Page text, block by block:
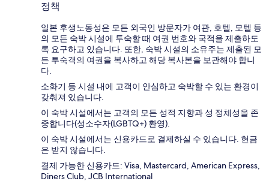
정책
일본 후생노동성은 모든 외국인 방문자가 여관, 호텔, 모텔 등
의 모든 숙박 시설에 투숙할 때 여권 번호와 국적을 제출하도
록 요구하고 있습니다. 또한, 숙박 시설의 소유주는 제출된 모
든 투숙객의 여권을 복사하고 해당 복사본을 보관해야 합니
다.
소화기 등 시설 내에 고객이 안심하고 숙박할 수 있는 환경이
갖춰져 있습니다.
이 숙박 시설에서는 고객의 모든 성적 지향과 성 정체성을 존
중합니다(성소수자(LGBTQ+) 환영).
이 숙박 시설에서는 신용카드로 결제하실 수 있습니다. 현금
은 받지 않습니다.
결제 가능한 신용카드: Visa, Mastercard, American Express,
Diners Club, JCB International